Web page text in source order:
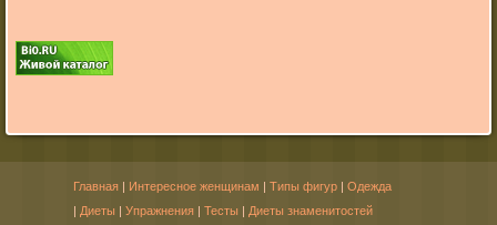
Главная | Интересное женщинам | Типы фигур | Одежда
| Диеты | Упражнения | Тесты | Диеты знаменитостей